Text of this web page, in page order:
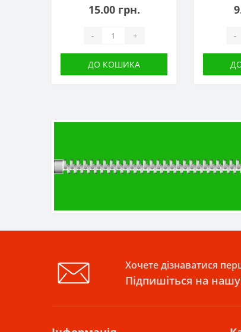
15.00 грн.
- +
ДО КОШИКА
-
Хочете дізнаватися
Підпишіться на